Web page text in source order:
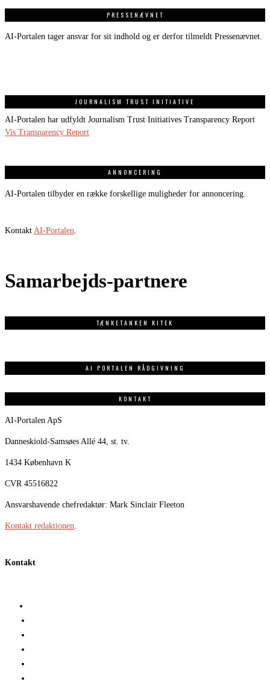
PRESSENÆVNET
AI-Portalen tager ansvar for sit indhold og er derfor tilmeldt Pressenævnet.
JOURNALISM TRUST INITIATIVE
AI-Portalen har udfyldt Journalism Trust Initiatives Transparency Report
Vis Transparency Report
ANNONCERING
AI-Portalen tilbyder en række forskellige muligheder for annoncering.
Kontakt AI-Portalen.
Samarbejds-partnere
TÆNKETANKEN KITEK
AI PORTALEN RÅDGIVNING
KONTAKT
AI-Portalen ApS
Danneskiold-Samsøes Allé 44, st. tv.
1434 København K
CVR 45516822
Ansvarshavende chefredaktør: Mark Sinclair Fleeton
Kontakt redaktionen.
Kontakt